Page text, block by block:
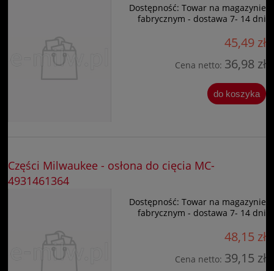
Dostępność: Towar na magazynie
fabrycznym - dostawa 7- 14 dni
45,49 zł
Cena netto: 36,98 zł
do koszyka
Części Milwaukee - osłona do cięcia MC-
4931461364
Dostępność: Towar na magazynie
fabrycznym - dostawa 7- 14 dni
48,15 zł
Cena netto: 39,15 zł